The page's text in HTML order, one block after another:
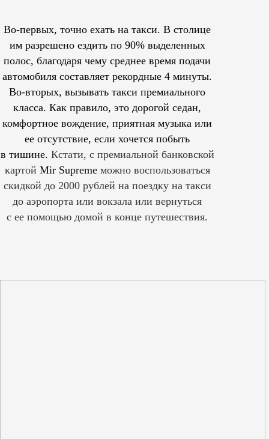
Во-первых, точно ехать на такси. В столице
им разрешеноездить по 90% выделенных
полос, благодаря чему среднее время подачи
автомобиля составляет рекордные 4 минуты.
Во-вторых, вызывать такси премиального
класса. Как правило, это дорогой седан,
комфортное вождение, приятная музыка или
ее отсутствие, если хочется побыть
в тишине. Кстати, с премиальной банковской
картой Mir Supreme можно воспользоваться
скидкой до 2000 рублей на поездку на такси
до аэропорта или вокзала или вернуться
с ее помощью домой в конце путешествия.